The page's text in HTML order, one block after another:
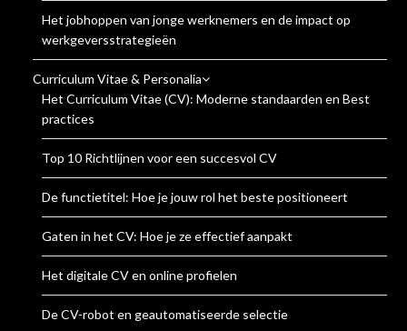
Het jobhoppen van jonge werknemers en de impact op
werkgeversstrategieën
Curriculum Vitae & Personalia
Het Curriculum Vitae (CV): Moderne standaarden en Best
practices
Top 10 Richtlijnen voor een succesvol CV
De functietitel: Hoe je jouw rol het beste positioneert
Gaten in het CV: Hoe je ze effectief aanpakt
Het digitale CV en online profielen
De CV-robot en geautomatiseerde selectie